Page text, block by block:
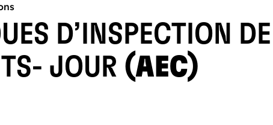
D’INSPECTION DE
JOUR (AEC)